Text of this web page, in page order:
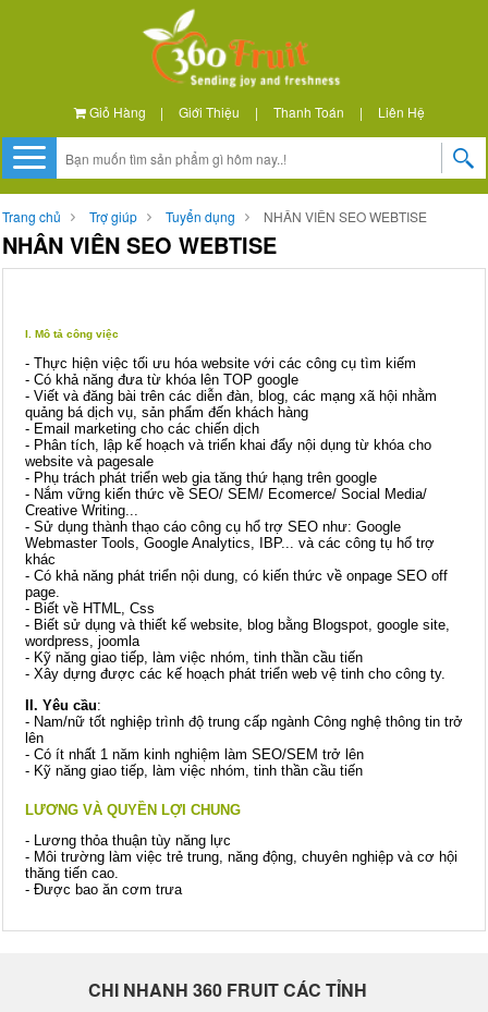
Giỏ Hàng | Giới Thiệu | Thanh Toán | Liên Hệ
Trang chủ Trợ giúp Tuyển dụng NHÂN VIÊN SEO WEBTISE
NHÂN VIÊN SEO WEBTISE
I. Mô tả công việc
- Thực hiện việc tối ưu hóa website với các công cụ tìm kiếm
- Có khả năng đưa từ khóa lên TOP google
- Viết và đăng bài trên các diễn đàn, blog, các mạng xã hội nhằm
quảng bá dịch vụ, sản phẩm đến khách hàng
- Email marketing cho các chiến dịch
- Phân tích, lập kế hoạch và triển khai đẩy nội dụng từ khóa cho
website và pagesale
- Phụ trách phát triển web gia tăng thứ hạng trên google
- Nắm vững kiến thức về SEO/ SEM/ Ecomerce/ Social Media/
Creative Writing...
- Sử dụng thành thạo cáo công cụ hổ trợ SEO như: Google
Webmaster Tools, Google Analytics, IBP... và các công tụ hổ trợ
khác
- Có khả năng phát triển nội dung, có kiến thức về onpage SEO off
page.
- Biết về HTML, Css
- Biết sử dụng và thiết kế website, blog bằng Blogspot, google site,
wordpress, joomla
- Kỹ năng giao tiếp, làm việc nhóm, tinh thần cầu tiến
- Xây dựng được các kế hoạch phát triển web vệ tinh cho công ty.
II. Yêu cầu:
- Nam/nữ tốt nghiệp trình độ trung cấp ngành Công nghệ thông tin trở
lên
- Có ít nhất 1 năm kinh nghiệm làm SEO/SEM trở lên
- Kỹ năng giao tiếp, làm việc nhóm, tinh thần cầu tiến
LƯƠNG VÀ QUYỀN LỢI CHUNG
- Lương thỏa thuận tùy năng lực
- Môi trường làm việc trẻ trung, năng động, chuyên nghiệp và cơ hội
thăng tiến cao.
- Được bao ăn cơm trưa
CHI NHANH 360 FRUIT CÁC TỈNH